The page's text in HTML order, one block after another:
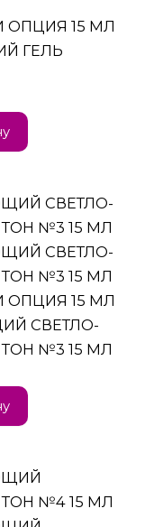
15 МЛ
ГЕЛЬ
15 МЛ
СВЕТЛО-
№3 15 МЛ